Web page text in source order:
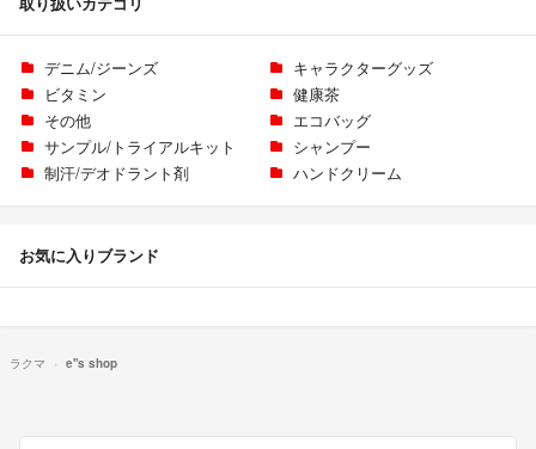
デニム/ジーンズ
キャラクターグッズ
ビタミン
健康茶
その他
エコバッグ
サンプル/トライアルキット
シャンプー
制汗/デオドラント剤
ハンドクリーム
お気に入りブランド
ラクマ e''s shop